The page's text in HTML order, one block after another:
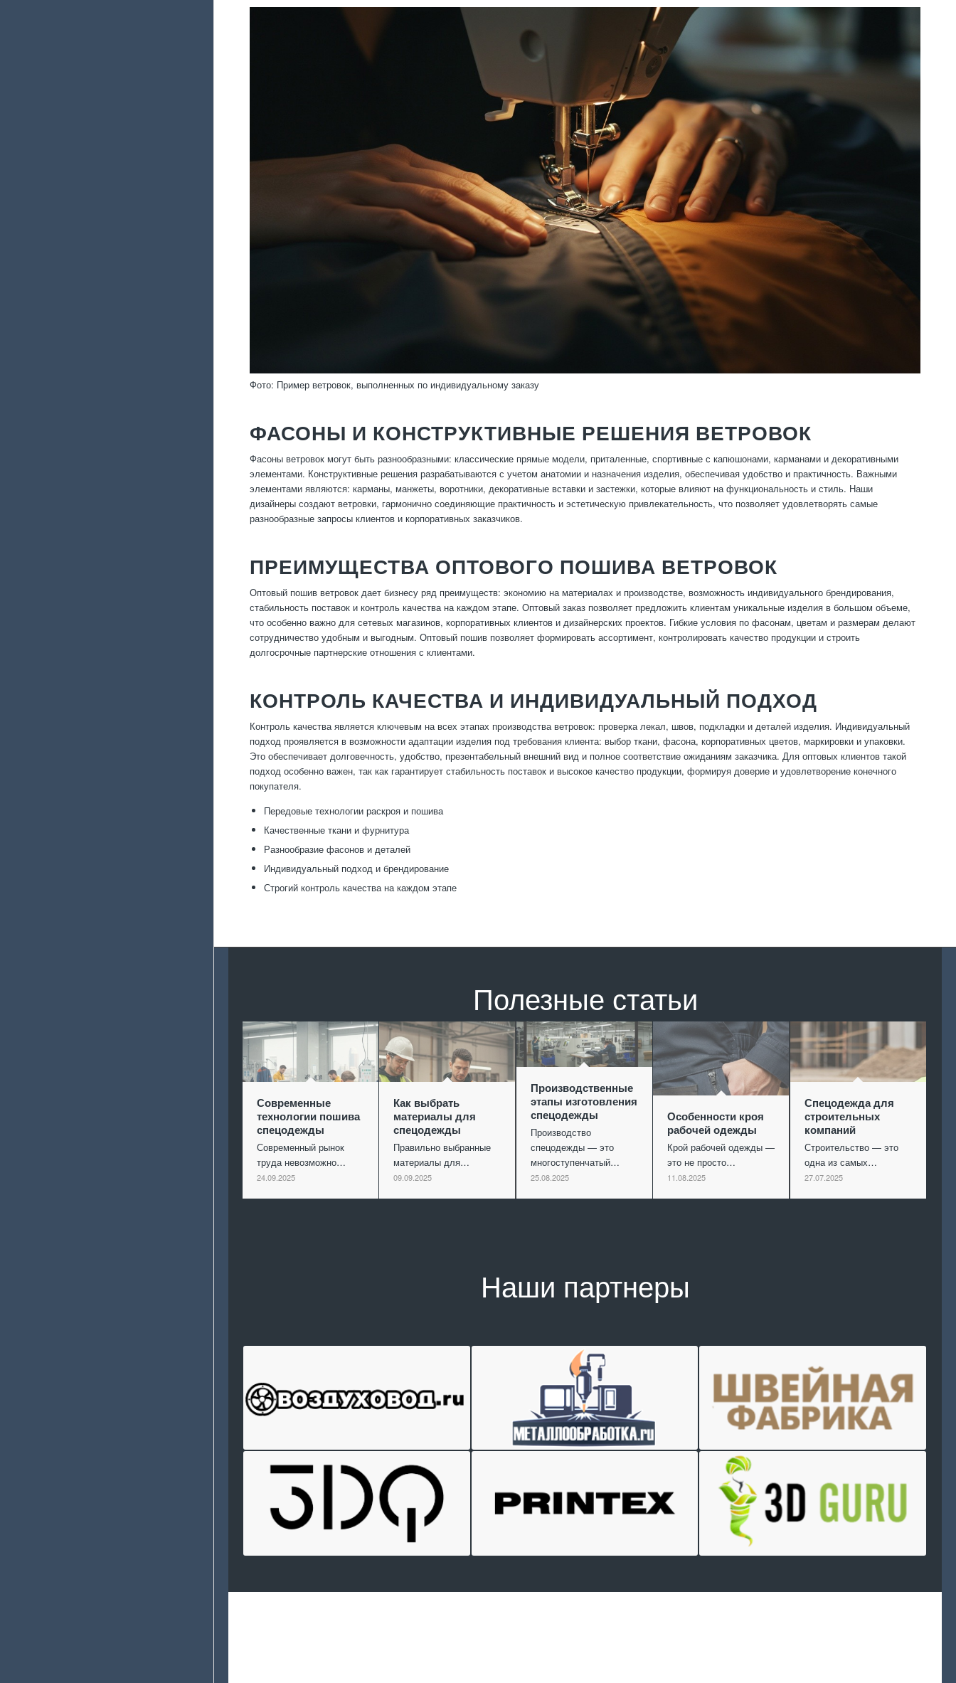
Фото: Пример ветровок, выполненных по индивидуальному заказу
ФАСОНЫ И КОНСТРУКТИВНЫЕ РЕШЕНИЯ ВЕТРОВОК
Фасоны ветровок могут быть разнообразными: классические прямые модели, приталенные, спортивные с капюшонами, карманами и декоративными
элементами. Конструктивные решения разрабатываются с учетом анатомии и назначения изделия, обеспечивая удобство и практичность. Важными
элементами являются: карманы, манжеты, воротники, декоративные вставки и застежки, которые влияют на функциональность и стиль. Наши
дизайнеры создают ветровки, гармонично соединяющие практичность и эстетическую привлекательность, что позволяет удовлетворять самые
разнообразные запросы клиентов и корпоративных заказчиков.
ПРЕИМУЩЕСТВА ОПТОВОГО ПОШИВА ВЕТРОВОК
Оптовый пошив ветровок дает бизнесу ряд преимуществ: экономию на материалах и производстве, возможность индивидуального брендирования,
стабильность поставок и контроль качества на каждом этапе. Оптовый заказ позволяет предложить клиентам уникальные изделия в большом объеме,
что особенно важно для сетевых магазинов, корпоративных клиентов и дизайнерских проектов. Гибкие условия по фасонам, цветам и размерам делают
сотрудничество удобным и выгодным. Оптовый пошив позволяет формировать ассортимент, контролировать качество продукции и строить
долгосрочные партнерские отношения с клиентами.
КОНТРОЛЬ КАЧЕСТВА И ИНДИВИДУАЛЬНЫЙ ПОДХОД
Контроль качества является ключевым на всех этапах производства ветровок: проверка лекал, швов, подкладки и деталей изделия. Индивидуальный
подход проявляется в возможности адаптации изделия под требования клиента: выбор ткани, фасона, корпоративных цветов, маркировки и упаковки.
Это обеспечивает долговечность, удобство, презентабельный внешний вид и полное соответствие ожиданиям заказчика. Для оптовых клиентов такой
подход особенно важен, так как гарантирует стабильность поставок и высокое качество продукции, формируя доверие и удовлетворение конечного
покупателя.
Передовые технологии раскроя и пошива
Качественные ткани и фурнитура
Разнообразие фасонов и деталей
Индивидуальный подход и брендирование
Строгий контроль качества на каждом этапе
Полезные статьи
Современные
технологии пошива
спецодежды
Современный рынок
труда невозможно…
24.09.2025
Как выбрать
материалы для
спецодежды
Правильно выбранные
материалы для…
09.09.2025
Производственные
этапы изготовления
спецодежды
Производство
спецодежды — это
многоступенчатый…
25.08.2025
Особенности кроя
рабочей одежды
Крой рабочей одежды —
это не просто…
11.08.2025
Спецодежда для
строительных
компаний
Строительство — это
одна из самых…
27.07.2025
Наши партнеры